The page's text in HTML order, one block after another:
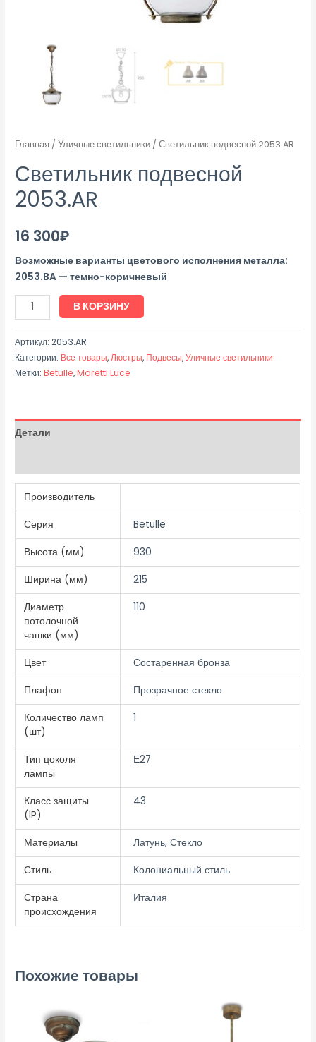
Главная /Уличные светильники / Светильник подвесной 2053.AR
Светильник подвесной
2053.AR
16 300₽
Возможные варианты цветового исполнения металла:
2053.BA — темно-коричневый
В КОРЗИНУ
Артикул:2053.AR
Категории: Все товары,Люстры, Подвесы,Уличные светильники
Метки:Betulle,Moretti Luce
Детали
Производитель
Серия Betulle
Высота (мм) 930
Ширина (мм) 215
Диаметр
потолочной
чашки (мм)
110
Цвет Состаренная бронза
Плафон Прозрачное стекло
Количество ламп
(шт)
1
Тип цоколя
лампы
Е27
Класс защиты
(IP)
43
Материалы Латунь, Стекло
Стиль Колониальный стиль
Страна
происхождения
Италия
Похожие товары